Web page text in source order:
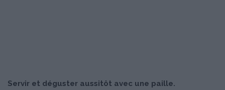
Servir et déguster aussitôt avec une paille.